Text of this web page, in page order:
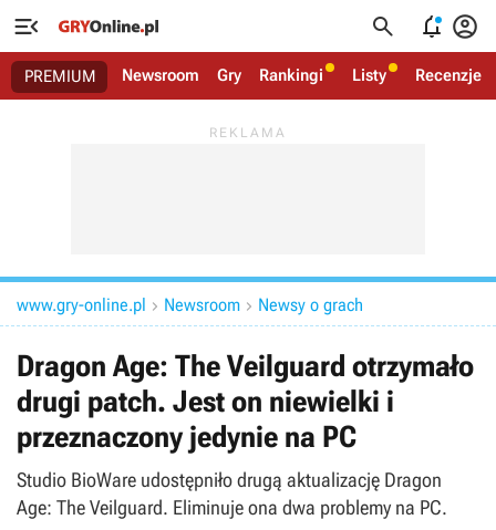
   
PREMIUM Newsroom Gry Rankingi Listy Recenzje
www.gry-online.pl  Newsroom  Newsy o grach
Dragon Age: The Veilguard otrzymało
drugi patch. Jest on niewielki i
przeznaczony jedynie na PC
Studio BioWare udostępniło drugą aktualizację Dragon
Age: The Veilguard. Eliminuje ona dwa problemy na PC.